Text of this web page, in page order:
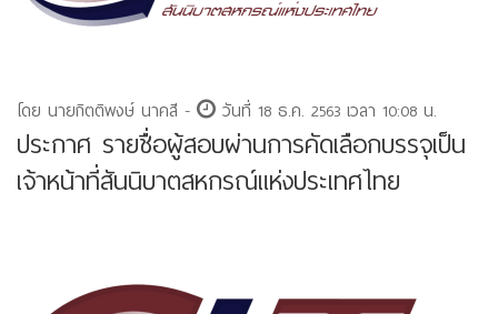
โดย นายกิตติพงษ์ นาคสี - วันที่ 18 ธ.ค. 2563 เวลา 10:08 น.
ประกาศ รายชื่อผู้สอบผ่านการคัดเลือกบรรจุเป็น
เจ้าหน้าที่สันนิบาตสหกรณ์แห่งประเทศไทย